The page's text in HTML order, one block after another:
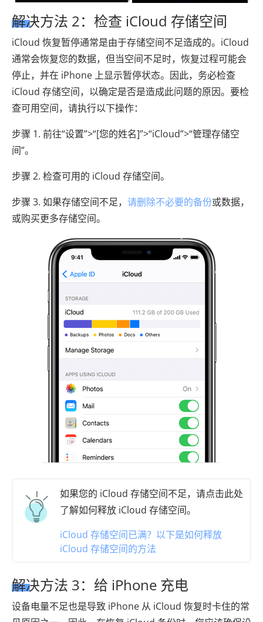
解决方法 2：检查 iCloud 存储空间
iCloud 恢复暂停通常是由于存储空间不足造成的。iCloud
通常会恢复您的数据，但当空间不足时，恢复过程可能会
停止，并在 iPhone 上显示暂停状态。因此，务必检查
iCloud 存储空间，以确定是否是造成此问题的原因。要检
查可用空间，请执行以下操作：
步骤 1. 前往“设置”>“[您的姓名]”>“iCloud”>“管理存储空
间”。
步骤 2. 检查可用的 iCloud 存储空间。
步骤 3. 如果存储空间不足， 请删除不必要的备份或数据，
或购买更多存储空间。
如果您的 iCloud 存储空间不足，请点击此处
了解如何释放 iCloud 存储空间。
iCloud 存储空间已满？以下是如何释放
iCloud 存储空间的方法
解决方法 3：给 iPhone 充电
设备电量不足也是导致 iPhone 从 iCloud 恢复时卡住的常